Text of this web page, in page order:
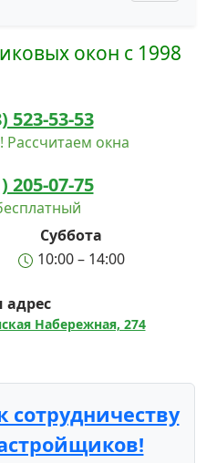
окон с 1998
523-53-53
Рассчитаем окна
205-07-75
Суббота
10:00 – 14:00
Набережная, 274